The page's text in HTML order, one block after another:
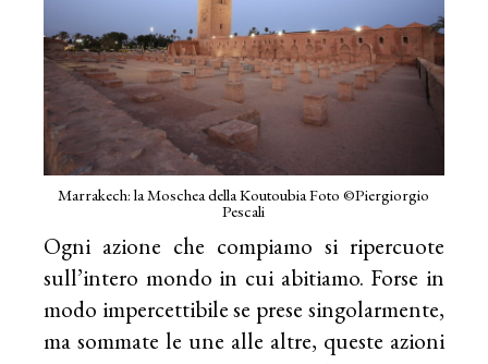
Marrakech: la Moschea della Koutoubia Foto ©Piergiorgio
Pescali
Ogni azione che compiamo si ripercuote
sull’intero mondo in cui abitiamo. Forse in
modo impercettibile se prese singolarmente,
ma sommate le une alle altre, queste azioni